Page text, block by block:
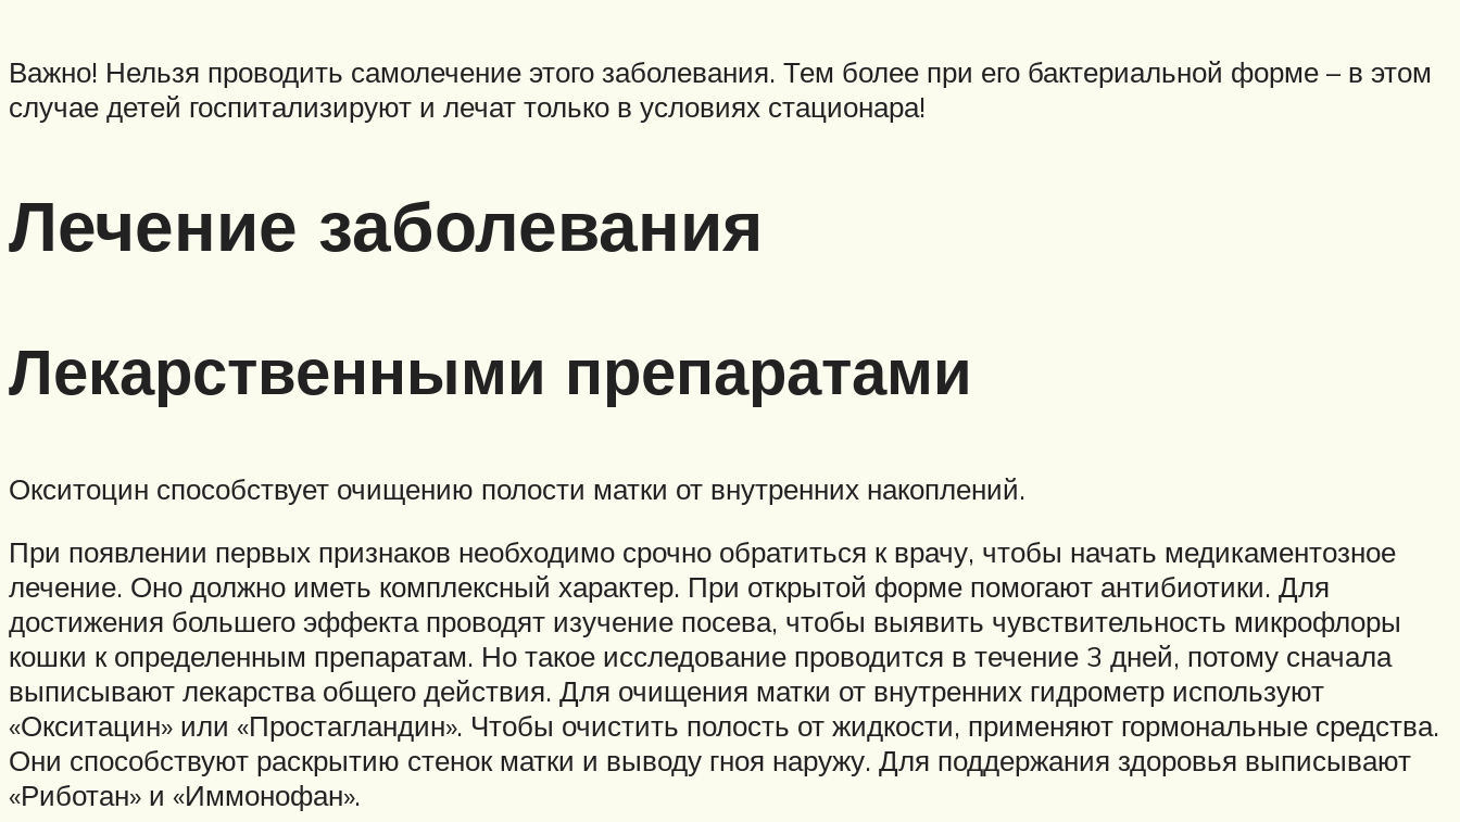
Важно! Нельзя проводить самолечение этого заболевания. Тем более при его бактериальной форме – в этом
случае детей госпитализируют и лечат только в условиях стационара!
Лечение заболевания
Лекарственными препаратами
Окситоцин способствует очищению полости матки от внутренних накоплений.
При появлении первых признаков необходимо срочно обратиться к врачу, чтобы начать медикаментозное
лечение. Оно должно иметь комплексный характер. При открытой форме помогают антибиотики. Для
достижения большего эффекта проводят изучение посева, чтобы выявить чувствительность микрофлоры
кошки к определенным препаратам. Но такое исследование проводится в течение 3 дней, потому сначала
выписывают лекарства общего действия. Для очищения матки от внутренних гидрометр используют
«Окситацин» или «Простагландин». Чтобы очистить полость от жидкости, применяют гормональные средства.
Они способствуют раскрытию стенок матки и выводу гноя наружу. Для поддержания здоровья выписывают
«Риботан» и «Иммонофан».